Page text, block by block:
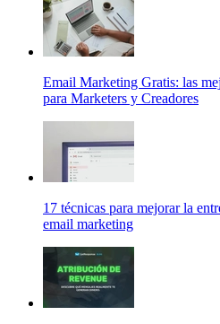
Email Marketing Gratis: las
para Marketers y Creadores
17 técnicas para mejorar la
email marketing